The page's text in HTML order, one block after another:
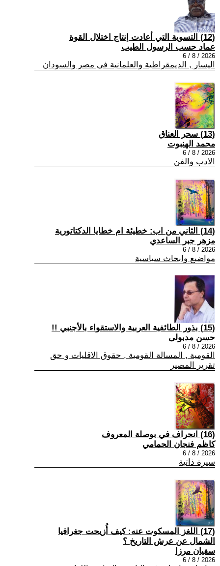
(12) التسوية التي أعادت إنتاج اختلال القوة
عماد حسب الرسول الطيب
2026 / 8 / 6
اليسار , الديمقراطية والعلمانية في مصر والسودان
(13) سحر العناق
محمد الهنبوت
2026 / 8 / 6
الادب والفن
(14) الثاني من اب: خطيئة ام خطايا الدكتاتورية
مزهر جبر الساعدي
2026 / 8 / 6
مواضيع وابحاث سياسية
(15) بذور الطائفية العربية والاستقواء بالأجنبي !!
حسن مدبولى
2026 / 8 / 6
القومية , المسالة القومية , حقوق الاقليات و حق
تقرير المصير
(16) انحراف في بوصلة المعروف
كاظم فنجان الحمامي
2026 / 8 / 6
سيرة ذاتية
(17) اللغز المسكوت عنه: كيف أُزيحت جغرافيا
الشمال عن عرش التاريخ ؟
سفيان مرزا
2026 / 8 / 6